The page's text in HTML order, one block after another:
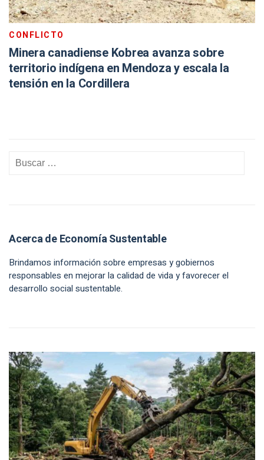
CONFLICTO
Minera canadiense Kobrea avanza sobre
territorio indígena en Mendoza y escala la
tensión en la Cordillera
Acerca de Economía Sustentable
Brindamos información sobre empresas y gobiernos
responsables en mejorar la calidad de vida y favorecer el
desarrollo social sustentable.